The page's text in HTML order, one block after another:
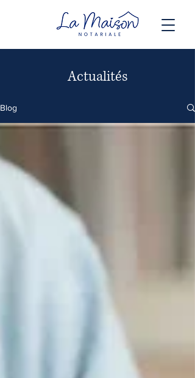
Actualités
Blog